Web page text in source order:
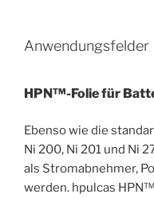
Anwendungsfelder
HPN™-Folie für
Ebenso wie die
Ni 200, Ni 201 und Ni
als Stromabnehmer,
werden. hpulcas